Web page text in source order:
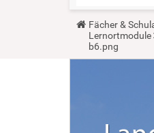
Y
a
Fächer &
Lernortmodule
b6.png